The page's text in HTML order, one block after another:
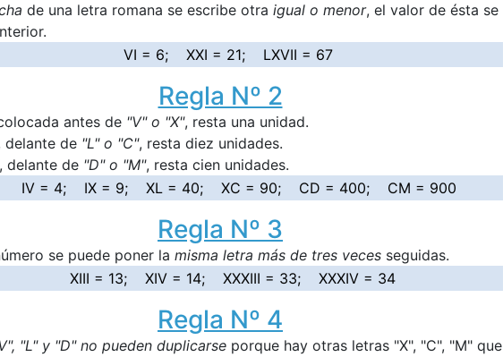
de una letra romana se escribe otra igual o menor, el valor de ésta se
VI = 6; XXI = 21; LXVII = 67
Regla Nº 2
antes de "V" o "X", resta una unidad.
delante de "L" o "C", resta diez unidades.
, delante de "D" o "M", resta cien unidades.
IV = 4; IX = 9; XL = 40; XC = 90; CD = 400; CM = 900
Regla Nº 3
se puede poner la misma letra más de tres veces seguidas.
XIII = 13; XIV = 14; XXXIII = 33; XXXIV = 34
Regla Nº 4
"L" y "D" no pueden duplicarse porque hay otras letras "X", "C", "M" que